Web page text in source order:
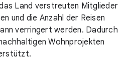
Land verstreuten Mitglieder
und die Anzahl der Reisen
verringert werden. Dadurch
Wohnprojekten